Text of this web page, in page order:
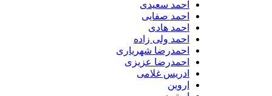
احمد سعیدی
احمد صفایی
احمد هادی
احمد ولی زاده
احمدرضا شهریاری
احمدرضا عزیزی
ادریس غلامی
اروین